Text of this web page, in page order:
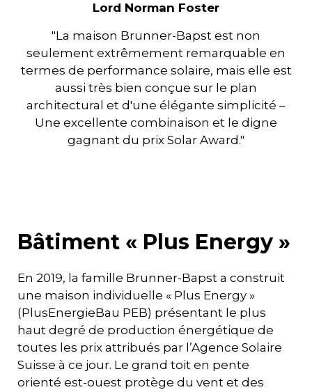
Lord Norman Foster
"La maison Brunner-Bapst est non
seulement extrêmement remarquable en
termes de performance solaire, mais elle est
aussi très bien conçue sur le plan
architectural et d'une élégante simplicité –
Une excellente combinaison et le digne
gagnant du prix Solar Award."
Bâtiment « Plus Energy »
En 2019, la famille Brunner-Bapst a construit
une maison individuelle « Plus Energy »
(PlusEnergieBau PEB) présentant le plus
haut degré de production énergétique de
toutes les prix attribués par l’Agence Solaire
Suisse à ce jour. Le grand toit en pente
orienté est-ouest protège du vent et des